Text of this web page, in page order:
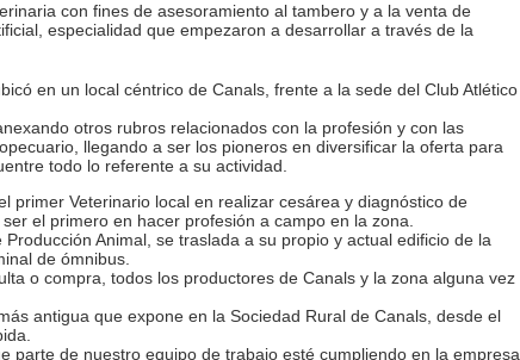
con fines de asesoramiento al tambero y a la venta de
especialidad que empezaron a desarrollar a través de la
en un local céntrico de Canals, frente a la sede del Club Atlético
otros rubros relacionados con la profesión y con las
llegando a ser los pioneros en diversificar la oferta para
todo lo referente a su actividad.
primer Veterinario local en realizar cesárea y diagnóstico de
el primero en hacer profesión a campo en la zona.
Animal, se traslada a su propio y actual edificio de la
de ómnibus.
o compra, todos los productores de Canals y la zona alguna vez
antigua que expone en la Sociedad Rural de Canals, desde el
parte de nuestro equipo de trabajo esté cumpliendo en la empresa